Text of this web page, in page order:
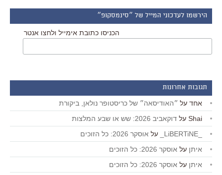
הירשמו לעדכוני המייל של ״סינמסקופ״
הכניסו כתובת אימייל ולחצו אנטר
תגובות אחרונות
אחד על ״האודיסאה״ של כריסטופר נולאן, ביקורת
Shai על דוקאביב 2026: שש או שבע המלצות
על אוסקר 2026: כל הזוכים
איתן על אוסקר 2026: כל הזוכים
איתן על אוסקר 2026: כל הזוכים